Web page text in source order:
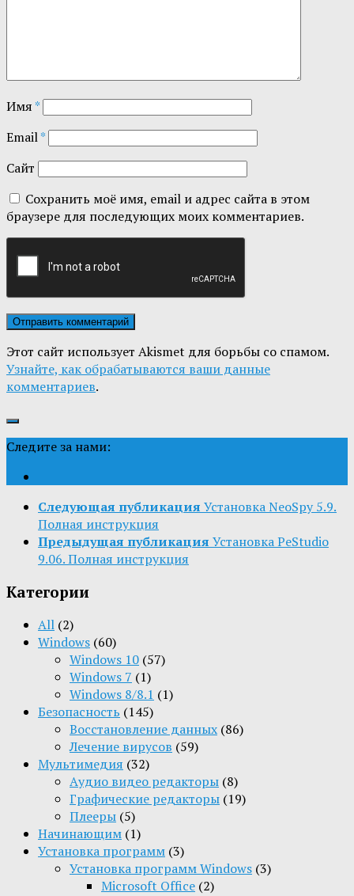
Имя*
Email*
Сайт
Сохранить моё имя, email и адрес сайта в этом
браузере для последующих моих комментариев.
Этот сайт использует Akismet для борьбы со спамом.
Узнайте, как обрабатываются ваши данные
комментариев.
Следите за нами:
Следующая публикация Установка NeoSpy 5.9.
Полная инструкция
Предыдущая публикация Установка PeStudio
9.06. Полная инструкция
Категории
All (2)
Windows (60)
Windows 10 (57)
Windows 7 (1)
Windows 8/8.1 (1)
Безопасность (145)
Восстановление данных (86)
Лечение вирусов (59)
Мультимедия (32)
Aудио видео редакторы (8)
Графические редакторы (19)
Плееры (5)
Начинающим (1)
Установка программ (3)
Установка программ Windows (3)
Microsoft Office (2)